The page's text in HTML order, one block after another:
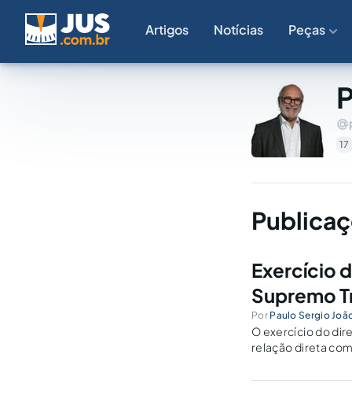
Artigos Notícias Peças
17
Exercício
Supremo
Por Paulo Sergio
O exercício do
relação direta